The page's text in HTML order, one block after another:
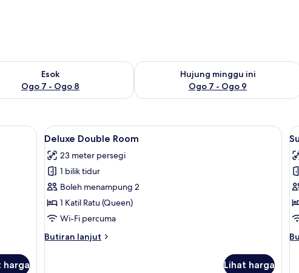
7
Esok
Ogo 7 - Ogo 8
untuk esok Ogo 7 - Ogo 8
Hujung minggu ini
Ogo 7 - Ogo 9
Semak ketersediaan untuk hujung
Smoking | Meja, Wi-fi percuma
harga
Lihat
semua
foto
untuk
Deluxe
Double
Room
Deluxe Double Room | Meja, Wi-fi
6
Deluxe Double Room
23 meter persegi
1 bilik tidur
Boleh menampung 2
1 Katil Ratu (Queen)
Wi-Fi percuma
Butiran lanjut
Butiran
Lihat harga